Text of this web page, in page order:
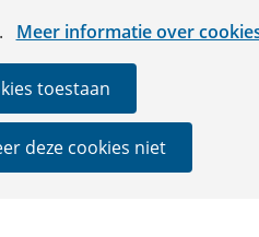
Meer informatie over
toestaan
deze cookies niet
Ga
de
inhoud